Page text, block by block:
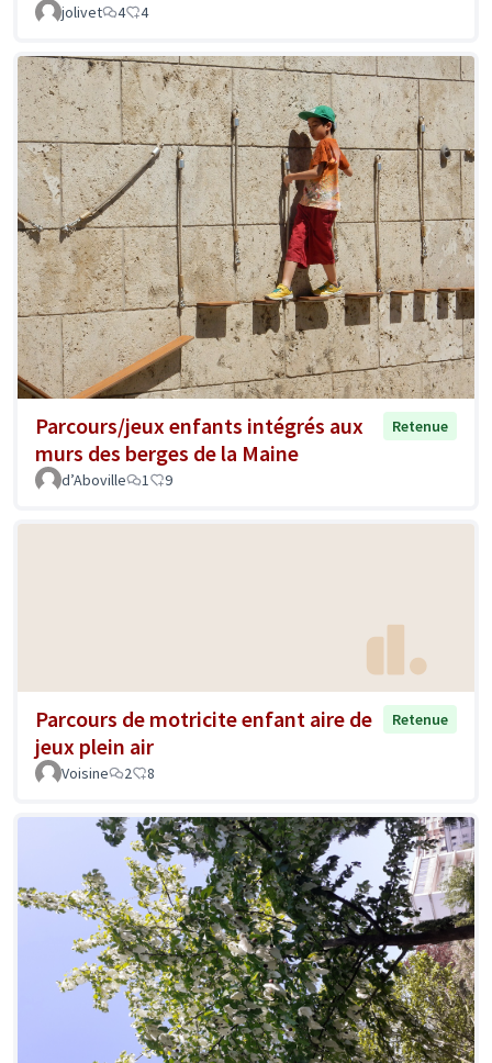
jolivet
4 4
Parcours/jeux enfants intégrés aux
murs des berges de la Maine
Retenue
d’Aboville 1 9
Parcours de motricite enfant aire de
jeux plein air
Retenue
Voisine 2 8